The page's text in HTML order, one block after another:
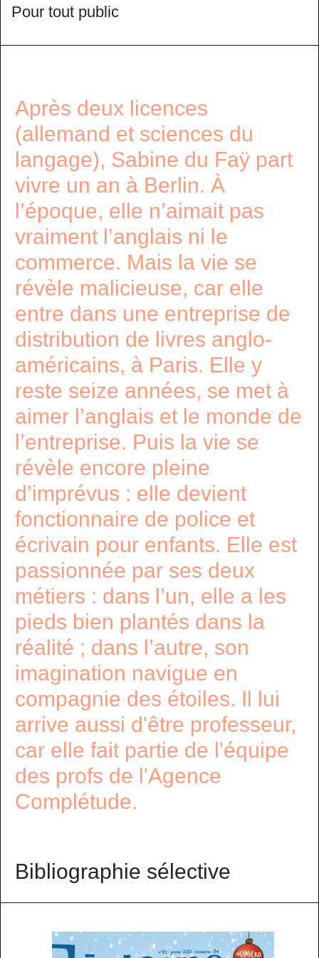
Pour tout public
Après deux licences
(allemand et sciences du
langage), Sabine du Faÿ part
vivre un an à Berlin. À
l’époque, elle n’aimait pas
vraiment l’anglais ni le
commerce. Mais la vie se
révèle malicieuse, car elle
entre dans une entreprise de
distribution de livres anglo-
américains, à Paris. Elle y
reste seize années, se met à
aimer l’anglais et le monde de
l’entreprise. Puis la vie se
révèle encore pleine
d’imprévus : elle devient
fonctionnaire de police et
écrivain pour enfants. Elle est
passionnée par ses deux
métiers : dans l’un, elle a les
pieds bien plantés dans la
réalité ; dans l’autre, son
imagination navigue en
compagnie des étoiles. Il lui
arrive aussi d'être professeur,
car elle fait partie de l'équipe
des profs de l'Agence
Complétude.
Bibliographie sélective